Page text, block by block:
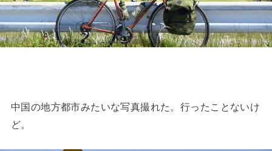
中国の地方都市みたいな写真撮れた。行ったことないけ
ど。